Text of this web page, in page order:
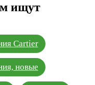
ищут
Cartier
новые